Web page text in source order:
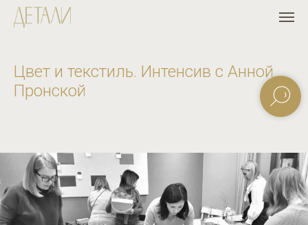
Цвет и текстиль. Интенсив с Анной
Пронской